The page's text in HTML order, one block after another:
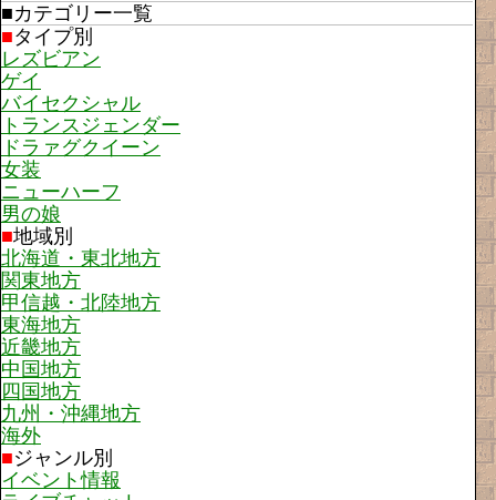
■カテゴリー一覧
■タイプ別
レズビアン
ゲイ
バイセクシャル
トランスジェンダー
ドラァグクイーン
女装
ニューハーフ
男の娘
■地域別
北海道・東北地方
関東地方
甲信越・北陸地方
東海地方
近畿地方
中国地方
四国地方
九州・沖縄地方
海外
■ジャンル別
イベント情報